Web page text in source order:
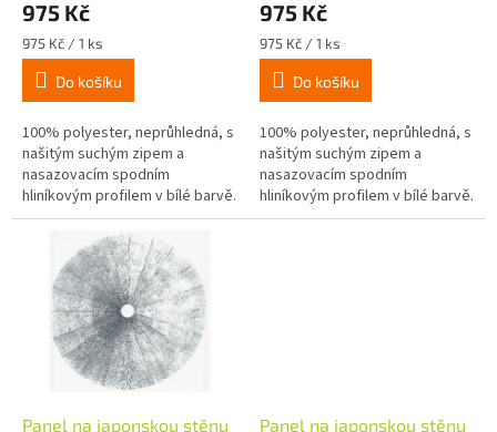
975 Kč
Měrná
cena:
975 Kč / 1 ks
Do košíku
100% polyester, neprůhledná, s
našitým suchým zipem a
nasazovacím spodním
hliníkovým profilem v bílé barvě.
Látka není omyvatelná.
975 Kč
Měrná
cena:
975 Kč / 1 ks
Do košíku
100% polyester, neprůhledná, s
našitým suchým zipem a
nasazovacím spodním
hliníkovým profilem v bílé barvě.
Látka není omyvatelná.
Panel na japonskou stěnu Panel na japonskou stěnu